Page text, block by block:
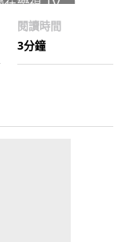
閱讀時間
3分鐘